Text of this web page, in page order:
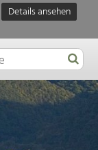
Details ansehen